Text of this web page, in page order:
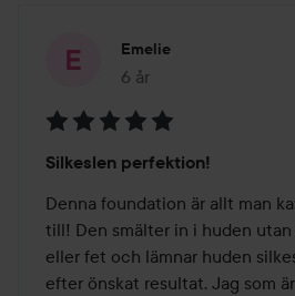
Emelie
6 år
Inlägget skapades 6 år
5
av
5
Silkeslen perfektion!
Denna foundation är allt man
till! Den smälter in i huden
eller fet och lämnar huden
efter önskat resultat. Jag som